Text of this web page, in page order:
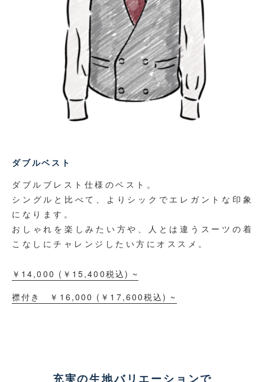
ダブルベスト
ダブルブレスト仕様のベスト。
シングルと比べて、よりシックでエレガントな印象
になります。
おしゃれを楽しみたい方や、人とは違うスーツの着
こなしに チャレンジしたい方にオススメ。
￥14,000 (￥ 15,400税込) ~
襟付き ￥16,000 (￥ 17,600税込) ~
充実の生地バリエーションで